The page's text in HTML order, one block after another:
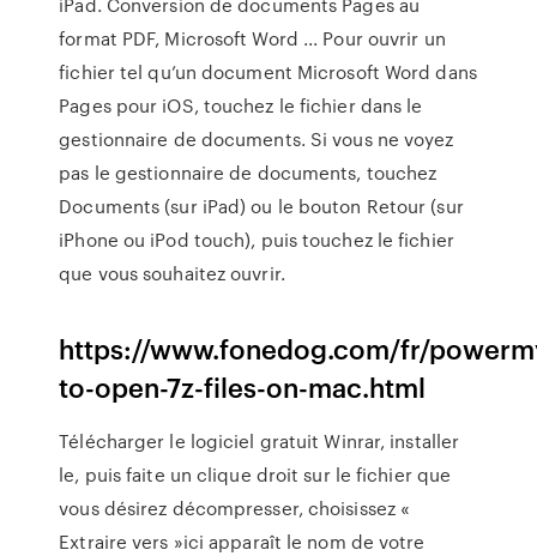
format PDF, Microsoft Word ... Pour ouvrir un
fichier tel qu’un document Microsoft Word dans
Pages pour iOS, touchez le fichier dans le
gestionnaire de documents. Si vous ne voyez
pas le gestionnaire de documents, touchez
Documents (sur iPad) ou le bouton Retour (sur
iPhone ou iPod touch), puis touchez le fichier
que vous souhaitez ouvrir.
https://www.fonedog.com/fr/
to-open-7z-files-on-mac.html
Télécharger le logiciel gratuit Winrar, installer
le, puis faite un clique droit sur le fichier que
vous désirez décompresser, choisissez «
Extraire vers »ici apparaît le nom de votre